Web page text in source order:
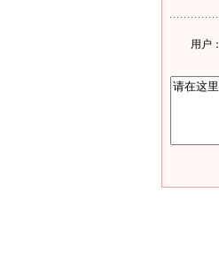
用户：